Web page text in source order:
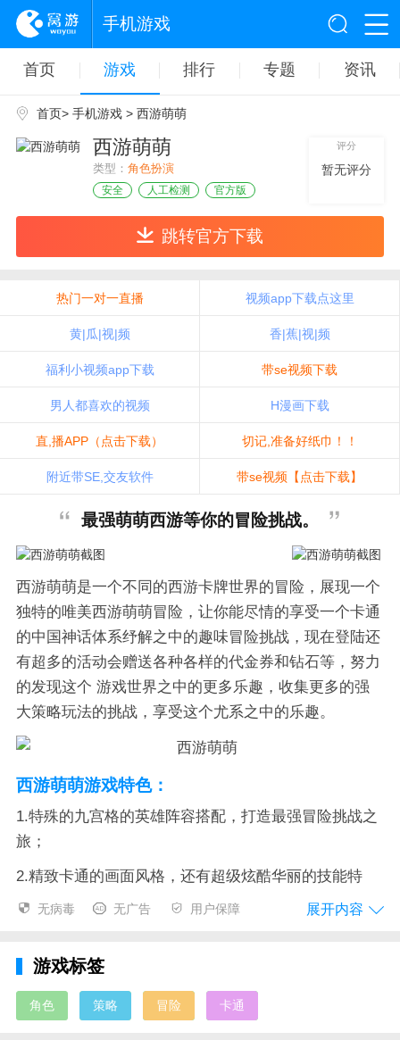
手机游戏
首页 游戏 排行 专题 资讯
首页> 手机游戏> 西游萌萌
西游萌萌
类型： 角色扮演
安全 人工检测 官方版
评分
暂无评分
跳转官方下载
热门一对一直播 视频app下载点这里
黄|瓜|视|频 香|蕉|视|频
福利小视频app下载 带se视频下载
男人都喜欢的视频 H漫画下载
直,播APP（点击下载） 切记,准备好纸巾！！
附近带SE,交友软件 带se视频【点击下载】
最强萌萌西游等你的冒险挑战。
西游萌萌是一个不同的西游卡牌世界的冒险，展现一个
独特的唯美西游萌萌冒险，让你能尽情的享受一个卡通
的中国神话体系纾解之中的趣味冒险挑战，现在登陆还
有超多的活动会赠送各种各样的代金券和钻石等，努力
的发现这个 游戏世界之中的更多乐趣，收集更多的强
大策略玩法的挑战，享受这个尤系之中的乐趣。
西游萌萌游戏特色：
1.特殊的九宫格的英雄阵容搭配，打造最强冒险挑战之
旅；
2.精致卡通的画面风格，还有超级炫酷华丽的技能特
效；
趣。
西游萌萌官方简介：
无病毒 无广告 用户保障 展开内容
游戏标签
角色 策略 冒险 卡通